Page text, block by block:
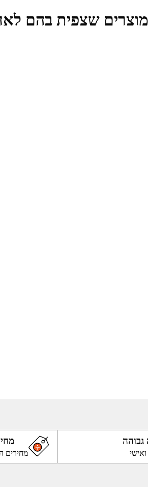
מוצרים שצפית בהם
מחירים